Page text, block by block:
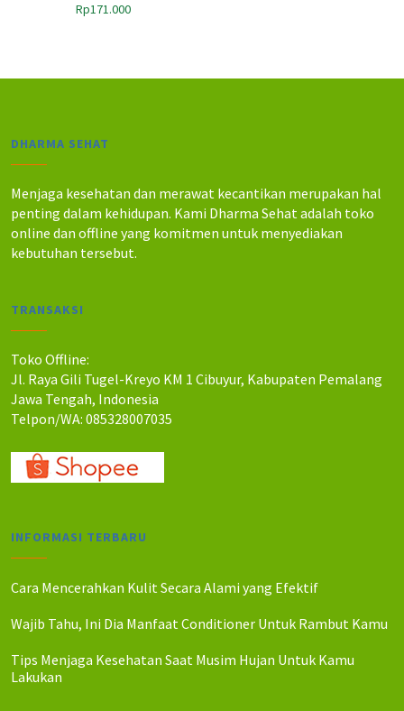
Rp171.000
DHARMA SEHAT
Menjaga kesehatan dan merawat kecantikan merupakan hal
penting dalam kehidupan. Kami Dharma Sehat adalah toko
online dan offline yang komitmen untuk menyediakan
kebutuhan tersebut.
TRANSAKSI
Toko Offline:
Jl. Raya Gili Tugel-Kreyo KM 1 Cibuyur, Kabupaten Pemalang
Jawa Tengah, Indonesia
Telpon/WA: 085328007035
INFORMASI TERBARU
Cara Mencerahkan Kulit Secara Alami yang Efektif
Wajib Tahu, Ini Dia Manfaat Conditioner Untuk Rambut Kamu
Tips Menjaga Kesehatan Saat Musim Hujan Untuk Kamu
Lakukan